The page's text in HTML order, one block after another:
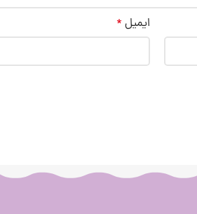
ایمیل *